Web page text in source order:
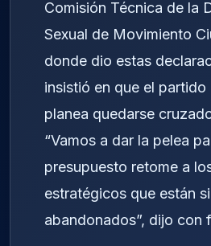
Comisión Técnica de la
Sexual de Movimiento
donde dio estas
insistió en que el partido
planea quedarse
“Vamos a dar la pelea
presupuesto retome a
estratégicos que están
abandonados”, dijo con